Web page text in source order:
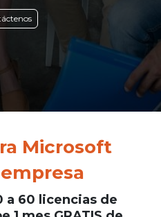
Microsoft
a 60 licencias de